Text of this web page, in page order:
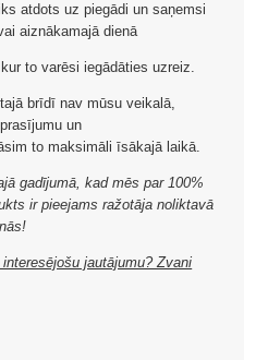
atdots uz piegādi un saņemsi
aiznākamajā dienā
to varēsi iegādāties uzreiz.
brīdī nav mūsu veikalā,
un
to maksimāli īsākajā laikā.
gadījumā, kad mēs par 100%
ir pieejams ražotāja noliktavā
jautājumu? Zvani